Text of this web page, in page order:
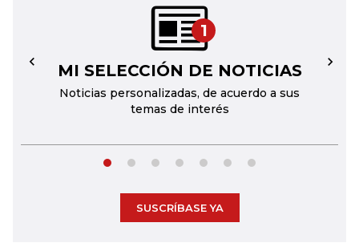
1
MI SELECCIÓN DE NOTICIAS
Noticias personalizadas, de acuerdo a sus
temas de interés
← →
SUSCRÍBASE YA